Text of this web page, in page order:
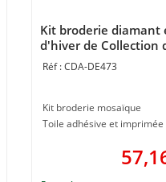
Kit broderie diamant
d'hiver de Collection
CDA-DE473
Kit broderie mosaïque